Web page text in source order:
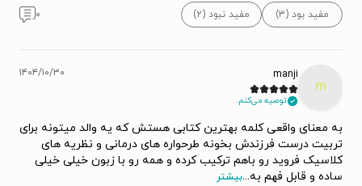
مفید بود (۳) مفید نبود (۲) ۰
m
manji
توصیه می‌کنم.
۱۴۰۴/۱۰/۳۰
به معنای واقعی کلمه بهترین کتابی هستش که یه والد میتونه برای
تربیت درست فرزندش بخونه طرحواره های درمانی و نظریه های
کلاسیک فروید رو باهم ترکیب کرده و همه رو با زبون خیلی خیلی
ساده و قابل فهم به...بیشتر